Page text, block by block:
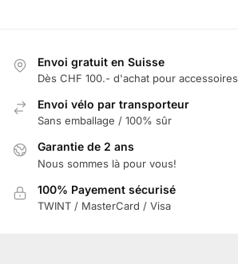
Envoi gratuit en Suisse
Dès CHF 100.- d'achat pour accessoires
Envoi vélo par transporteur
Sans emballage / 100% sûr
Garantie de 2 ans
Nous sommes là pour vous!
100% Payement sécurisé
TWINT / MasterCard / Visa